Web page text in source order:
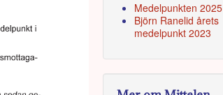
Medelpunkten 2025
Björn Ranelid årets
medelpunkt 2023